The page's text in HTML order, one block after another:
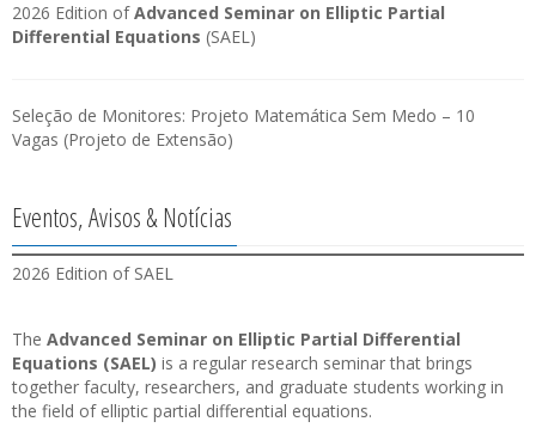
2026 Edition ofAdvanced Seminar on Elliptic Partial
Differential Equations (SAEL)
Seleção de Monitores: Projeto Matemática Sem Medo – 10
Vagas (Projeto de Extensão)
Eventos, Avisos & Notícias
2026 Edition of SAEL
The Advanced Seminar on Elliptic Partial Differential
Equations (SAEL) is a regular research seminar that brings
together faculty, researchers, and graduate students working in
the field of elliptic partial differential equations.